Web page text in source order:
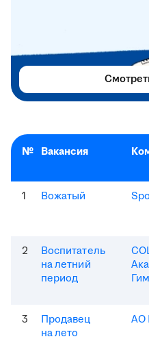
№ Вакансия
1 Вожатый
2
Воспитатель
на летний
период
3
Продавец
на лето
АО